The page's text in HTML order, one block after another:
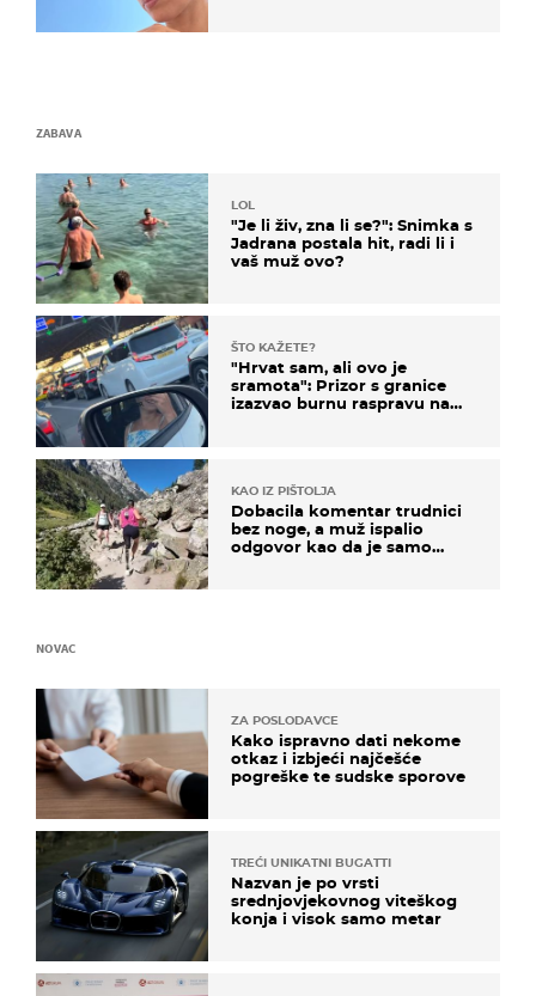
ZABAVA
LOL
"Je li živ, zna li se?": Snimka s
Jadrana postala hit, radi li i
vaš muž ovo?
ŠTO KAŽETE?
"Hrvat sam, ali ovo je
sramota": Prizor s granice
izazvao burnu raspravu na
KAO IZ PIŠTOLJA
Dobacila komentar trudnici
bez noge, a muž ispalio
odgovor kao da je samo
NOVAC
ZA POSLODAVCE
Kako ispravno dati nekome
otkaz i izbjeći najčešće
pogreške te sudske sporove
TREĆI UNIKATNI BUGATTI
Nazvan je po vrsti
srednjovjekovnog viteškog
konja i visok samo metar